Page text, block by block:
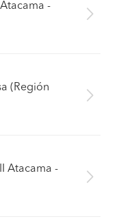
-
(Región
Atacama -